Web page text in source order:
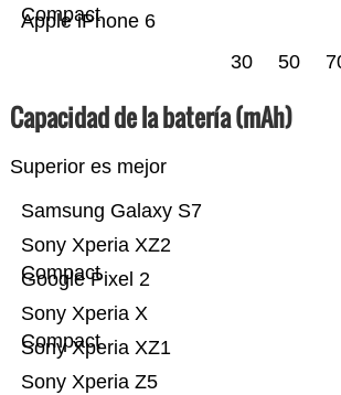
Apple iPhone 6
Compact
30 50
Capacidad de la batería (mAh)
Superior es mejor
Sony Xperia Z5
Sony Xperia XZ1
Sony Xperia X
Compact
Google Pixel 2
Sony Xperia XZ2
Compact
Samsung Galaxy S7